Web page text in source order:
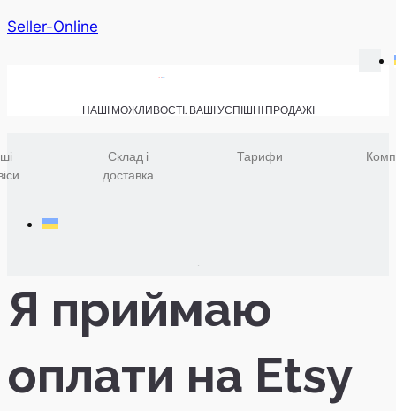
Seller-Online
НАШІ МОЖЛИВОСТІ. ВАШІ УСПІШНІ ПРОДАЖІ
Склад і
доставка
Тарифи
Я приймаю
оплати на Etsy